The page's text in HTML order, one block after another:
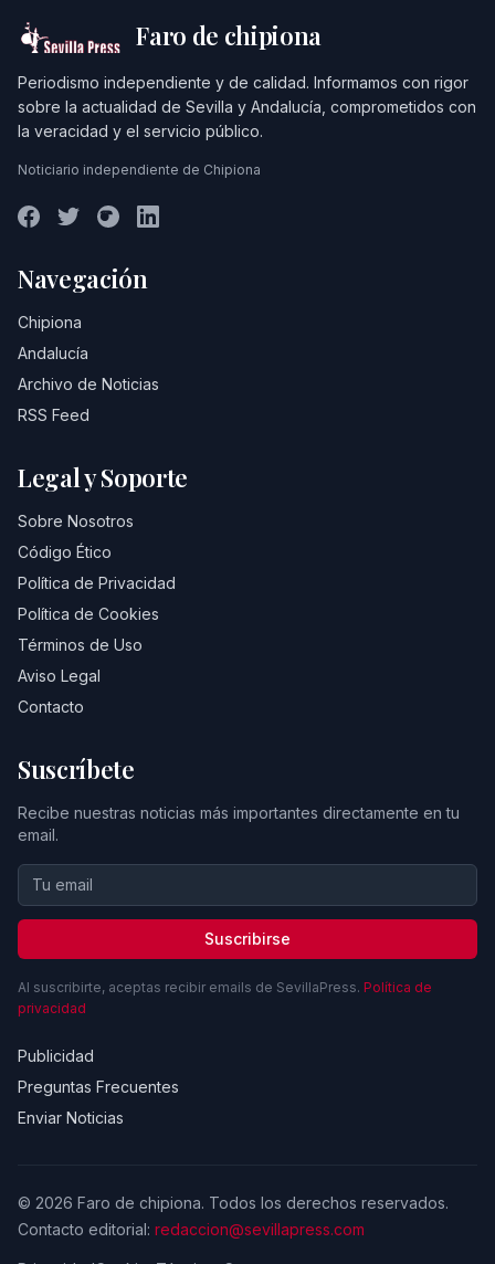
Faro de chipiona
Periodismo independiente y de calidad. Informamos con rigor
sobre la actualidad de Sevilla y Andalucía, comprometidos con
la veracidad y el servicio público.
Noticiario independiente de Chipiona
Navegación
Chipiona
Andalucía
Archivo de Noticias
RSS Feed
Legal y Soporte
Sobre Nosotros
Código Ético
Política de Privacidad
Política de Cookies
Términos de Uso
Aviso Legal
Contacto
Suscríbete
Recibe nuestras noticias más importantes directamente en tu
email.
Suscribirse
Al suscribirte, aceptas recibir emails de SevillaPress. Política de
privacidad
Publicidad
Preguntas Frecuentes
Enviar Noticias
© 2026 Faro de chipiona. Todos los derechos reservados.
Contacto editorial: redaccion@sevillapress.com